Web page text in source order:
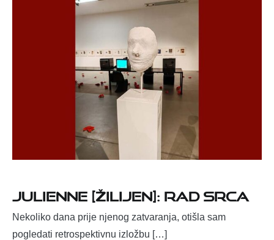
Julienne [Žilijen]: Rad srca
Nekoliko dana prije njenog zatvaranja, otišla sam
pogledati retrospektivnu izložbu […]